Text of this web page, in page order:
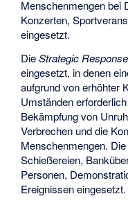
Menschenmengen bei
Konzerten,
eingesetzt.
DieStrategic
eingesetzt, in denen
aufgrund von erhöhter
Umständen
Bekämpfung von
Verbrechen und die
Menschenmengen.
Schießereien,
Personen,
Ereignissen eingesetzt.